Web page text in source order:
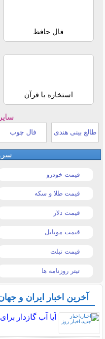
فال حافظ
استخاره با قرآن
طالع بینی هندی فال چوب
قیمت خودرو
قیمت طلا و سکه
قیمت دلار
قیمت موبایل
قیمت تبلت
تیتر روزنامه ها
آخرین اخبار ایران و
آیا آب گازدار